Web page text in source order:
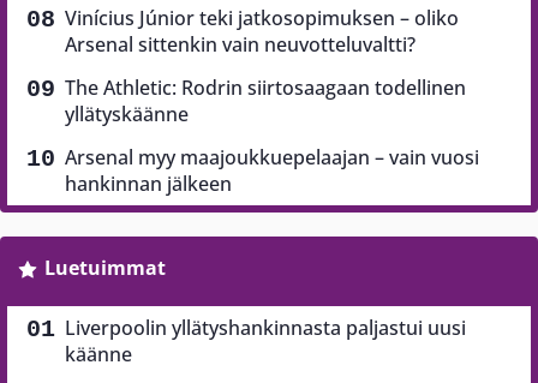
Vinícius Júnior teki jatkosopimuksen – oliko
Arsenal sittenkin vain neuvotteluvaltti?
The Athletic: Rodrin siirtosaagaan todellinen
yllätyskäänne
Arsenal myy maajoukkuepelaajan – vain vuosi
hankinnan jälkeen
Luetuimmat
Liverpoolin yllätyshankinnasta paljastui uusi
käänne